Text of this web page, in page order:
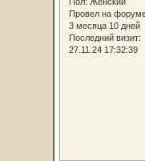
Провел на
3 месяца 10 дней
Последний визит:
27.11.24 17:32:39